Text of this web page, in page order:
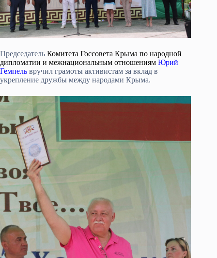
Председатель Комитета Госсовета Крыма по народной
дипломатии и межнациональным отношениям Юрий
Гемпель вручил грамоты активистам за вклад в
укрепление дружбы между народами Крыма.